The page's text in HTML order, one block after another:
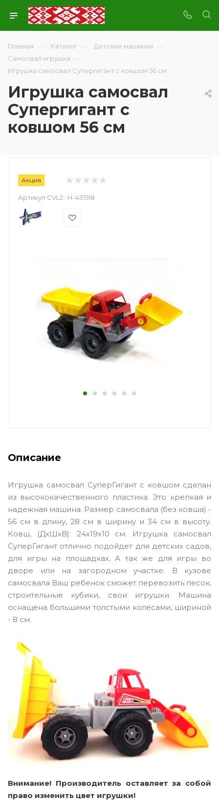
Главная — Каталог — Детские машинки —
Самосвал игрушка —
Игрушка самосвал Супергигант с ковшом 56 см
Игрушка самосвал
Супергигант с
ковшом 56 см
Акция
Артикул CVL2:: Н-431518
Описание
Игрушка самосвал СуперГигант с ковшом сделан
из высококачественного пластика. Это крепкая и
надежная машина. Размер самосвала (без ковша) -
56 см в длину, 28 см в ширину и 34 см в высоту.
Ковш, (ДxШxВ): 24x19x10 см. Игрушка самосвал
СуперГигант отлично подойдет для детских садов,
для игры на площадках. А так же для игры во
дворе или на загородном участке. В кузове
самосвала Ваш ребенок сможет перевозить песок,
строительные кубики, свои игрушки. Машина
оснащена большими толстыми колесами, шириной
- 8 см.
Внимание! Производитель оставляет за собой
право изменить цвет игрушки!